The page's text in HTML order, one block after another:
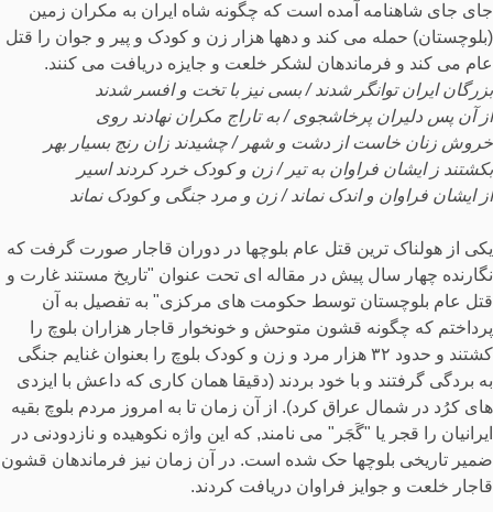
جای جای شاهنامه آمده است که چگونه شاه ایران به مکران زمین
(بلوچستان) حمله می کند و دهها هزار زن و کودک و پیر و جوان را قتل
عام می کند و فرماندهان لشکر خلعت و جایزه دریافت می کنند.
بزرگان ایران توانگر شدند / بسی نیز با تخت و افسر شدند
از آن پس دلیران پرخاشجوی / به تاراج مکران نهادند روی
خروش زنان خاست از دشت و شهر / چشیدند زان رنج بسیار بهر
بکشتند ز ایشان فراوان به تیر / زن و کودک خرد کردند اسیر
از ایشان فراوان و اندک نماند / زن و مرد جنگی و کودک نماند
یکی از هولناک ترین قتل عام بلوچها در دوران قاجار صورت گرفت که
نگارنده چهار سال پیش در مقاله ای تحت عنوان "تاریخ مستند غارت و
قتل عام بلوچستان توسط حکومت های مرکزی" به تفصیل به آن
پرداختم که چگونه قشون متوحش و خونخوار قاجار هزاران بلوچ را
کشتند و حدود ٣٢ هزار مرد و زن و کودک بلوچ را بعنوان غنایم جنگی
به بردگی گرفتند و با خود بردند (دقیقا همان کاری که داعش با ایزدی
های کرُد در شمال عراق کرد). از آن زمان تا به امروز مردم بلوچ بقیه
ایرانیان را قجر یا "گَجَر" می نامند, که این واژه نکوهیده و نازدودنی در
ضمیر تاریخی بلوچها حک شده است. در آن زمان نیز فرماندهان قشون
قاجار خلعت و جوایز فراوان دریافت کردند.